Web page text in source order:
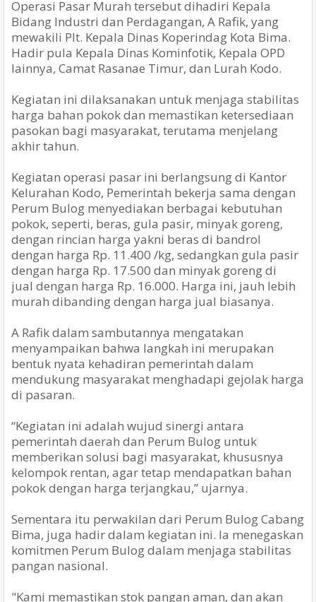
Operasi Pasar Murah tersebut dihadiri Kepala
Bidang Industri dan Perdagangan, A Rafik, yang
mewakili Plt. Kepala Dinas Koperindag Kota Bima.
Hadir pula Kepala Dinas Kominfotik, Kepala OPD
lainnya, Camat Rasanae Timur, dan Lurah Kodo.
Kegiatan ini dilaksanakan untuk menjaga stabilitas
harga bahan pokok dan memastikan ketersediaan
pasokan bagi masyarakat, terutama menjelang
akhir tahun.
Kegiatan operasi pasar ini berlangsung di Kantor
Kelurahan Kodo, Pemerintah bekerja sama dengan
Perum Bulog menyediakan berbagai kebutuhan
pokok, seperti, beras, gula pasir, minyak goreng,
dengan rincian harga yakni beras di bandrol
dengan harga Rp. 11.400 /kg, sedangkan gula pasir
dengan harga Rp. 17.500 dan minyak goreng di
jual dengan harga Rp. 16.000. Harga ini, jauh lebih
murah dibanding dengan harga jual biasanya.
A Rafik dalam sambutannya mengatakan
menyampaikan bahwa langkah ini merupakan
bentuk nyata kehadiran pemerintah dalam
mendukung masyarakat menghadapi gejolak harga
di pasaran.
“Kegiatan ini adalah wujud sinergi antara
pemerintah daerah dan Perum Bulog untuk
memberikan solusi bagi masyarakat, khususnya
kelompok rentan, agar tetap mendapatkan bahan
pokok dengan harga terjangkau,” ujarnya.
Sementara itu perwakilan dari Perum Bulog Cabang
Bima, juga hadir dalam kegiatan ini. Ia menegaskan
komitmen Perum Bulog dalam menjaga stabilitas
pangan nasional.
"Kami memastikan stok pangan aman, dan akan